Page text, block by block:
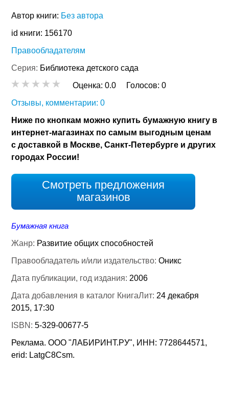
Автор книги: Без автора
id книги: 156170
Правообладателям
Серия: Библиотека детского сада
Оценка:0.0 Голосов:0
Отзывы, комментарии: 0
Ниже по кнопкам можно купить бумажную книгу в
интернет-магазинах по самым выгодным ценам
с доставкой в Москве, Санкт-Петербурге и других
городах России!
Смотреть предложения
магазинов
Бумажная книга
Жанр: Развитие общих способностей
Правообладатель и/или издательство:Оникс
Дата публикации, год издания: 2006
Дата добавления в каталог КнигаЛит: 24 декабря
2015, 17:30
ISBN:5-329-00677-5
Реклама. ООО "ЛАБИРИНТ.РУ", ИНН: 7728644571,
erid: LatgC8Csm.